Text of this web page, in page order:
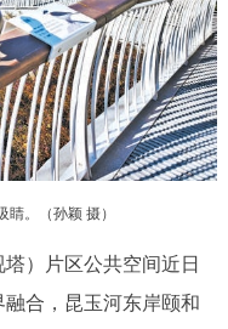
部门服务
投资项目
睛。（孙颖 摄）
）片区公共空间近日
合，昆玉河东岸颐和